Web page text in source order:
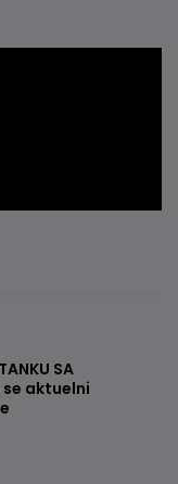
SA
se aktuelni